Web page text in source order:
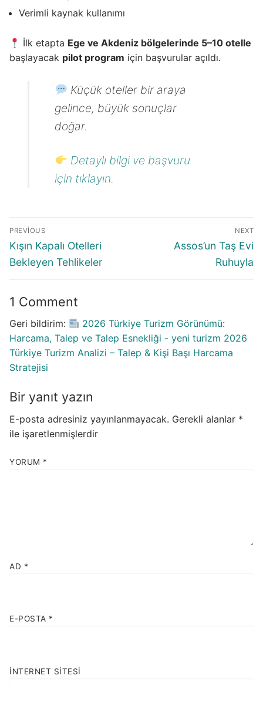
Verimli kaynak kullanımı
İlk etapta Ege ve Akdeniz bölgelerinde 5–10 otelle
başlayacak pilot program için başvurular açıldı.
Küçük oteller bir araya
gelince, büyük sonuçlar
doğar.
Detaylı bilgi ve başvuru
için tıklayın.
Yazı
gezinmesi
PREVIOUS
Previous
post:
Kışın Kapalı Otelleri
Bekleyen Tehlikeler
NEXT
Next
Assos’un Taş Evi
Ruhuyla
1 Comment
Geri bildirim:
2026 Türkiye Turizm Görünümü:
Harcama, Talep ve Talep Esnekliği - yeni turizm 2026
Türkiye Turizm Analizi – Talep & Kişi Başı Harcama
Stratejisi
Bir yanıt yazın
E-posta adresiniz yayınlanmayacak. Gerekli alanlar *
ile işaretlenmişlerdir
YORUM *
AD *
E-POSTA *
İNTERNET SITESI